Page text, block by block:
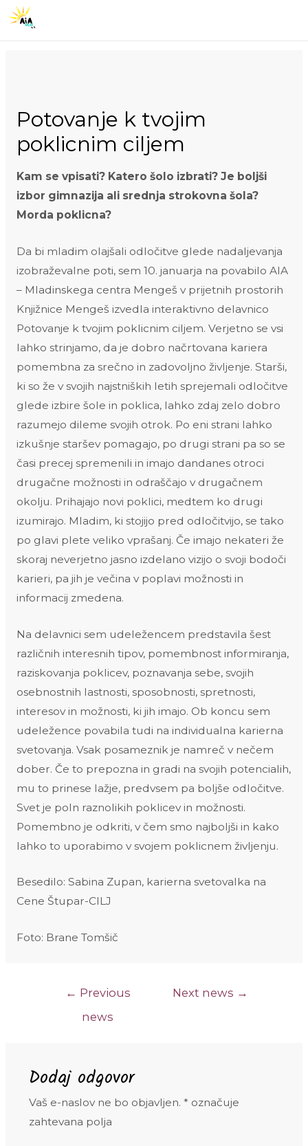
to
Potovanje k tvojim
poklicnim ciljem
Kam se vpisati? Katero šolo izbrati? Je boljši
izbor gimnazija ali srednja strokovna šola?
Morda poklicna?
Da bi mladim olajšali odločitve glede nadaljevanja
izobraževalne poti, sem 10. januarja na povabilo AIA
– Mladinskega centra Mengeš v prijetnih prostorih
Knjižnice Mengeš izvedla interaktivno delavnico
Potovanje k tvojim poklicnim ciljem. Verjetno se vsi
lahko strinjamo, da je dobro načrtovana kariera
pomembna za srečno in zadovoljno življenje. Starši,
ki so že v svojih najstniških letih sprejemali odločitve
glede izbire šole in poklica, lahko zdaj zelo dobro
razumejo dileme svojih otrok. Po eni strani lahko
izkušnje staršev pomagajo, po drugi strani pa so se
časi precej spremenili in imajo dandanes otroci
drugačne možnosti in odraščajo v drugačnem
okolju. Prihajajo novi poklici, medtem ko drugi
izumirajo. Mladim, ki stojijo pred odločitvijo, se tako
po glavi plete veliko vprašanj. Če imajo nekateri že
skoraj neverjetno jasno izdelano vizijo o svoji bodoči
karieri, pa jih je večina v poplavi možnosti in
informacij zmedena.
Na delavnici sem udeležencem predstavila šest
različnih interesnih tipov, pomembnost informiranja,
raziskovanja poklicev, poznavanja sebe, svojih
osebnostnih lastnosti, sposobnosti, spretnosti,
interesov in možnosti, ki jih imajo. Ob koncu sem
udeležence povabila tudi na individualna karierna
svetovanja. Vsak posameznik je namreč v nečem
dober. Če to prepozna in gradi na svojih potencialih,
mu to prinese lažje, predvsem pa boljše odločitve.
Svet je poln raznolikih poklicev in možnosti.
Pomembno je odkriti, v čem smo najboljši in kako
lahko to uporabimo v svojem poklicnem življenju.
Besedilo: Sabina Zupan, karierna svetovalka na
Cene Štupar-CILJ
Foto: Brane Tomšič
Navigacija
← Previous
news
Next news →
Dodaj odgovor
Vaš e-naslov ne bo objavljen. * označuje
zahtevana polja